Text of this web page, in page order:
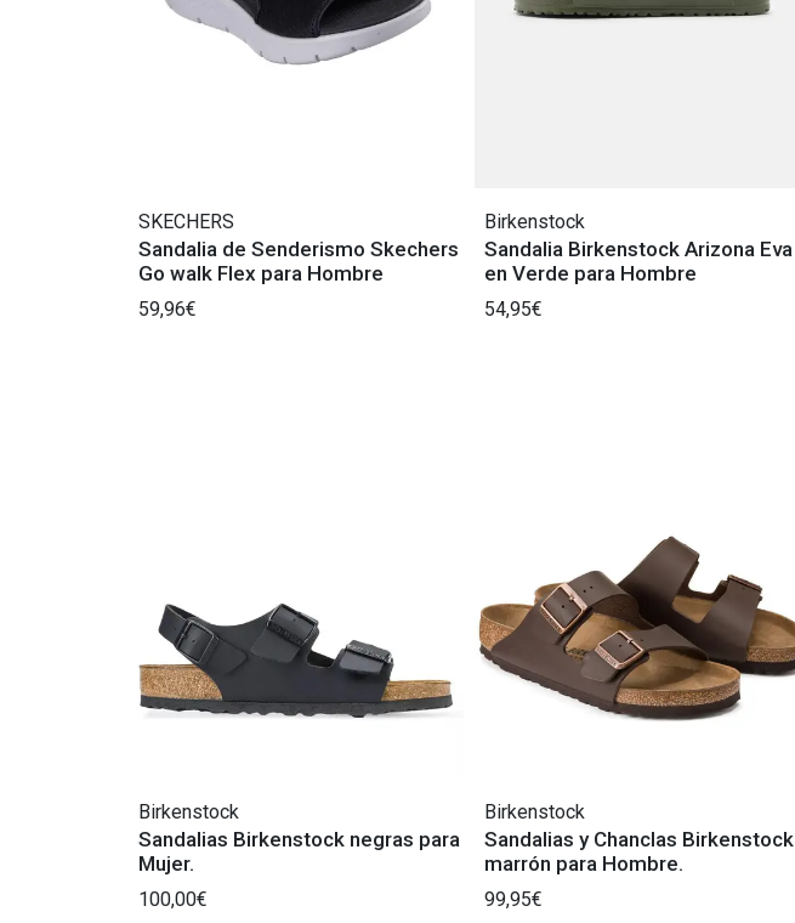
SKECHERS
Sandalia de Senderismo Skechers
Go walk Flex para Hombre
59,96€
Birkenstock
Sandalia Birkenstock Arizona Eva
en Verde para Hombre
54,95€
Birkenstock
Sandalias Birkenstock negras para
Mujer.
100,00€
Birkenstock
Sandalias y Chanclas Birkenstock
marrón para Hombre.
99,95€